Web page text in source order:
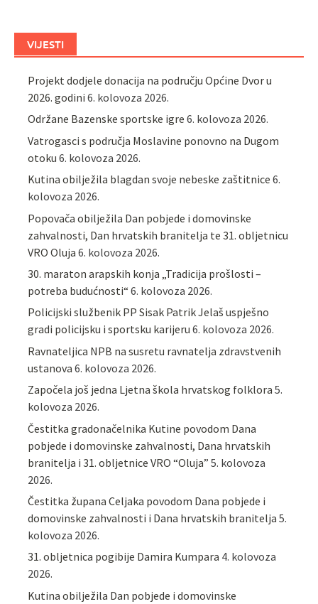
VIJESTI
Projekt dodjele donacija na području Općine Dvor u
2026. godini 6. kolovoza 2026.
Održane Bazenske sportske igre 6. kolovoza 2026.
Vatrogasci s područja Moslavine ponovno na Dugom
otoku 6. kolovoza 2026.
Kutina obilježila blagdan svoje nebeske zaštitnice 6.
kolovoza 2026.
Popovača obilježila Dan pobjede i domovinske
zahvalnosti, Dan hrvatskih branitelja te 31. obljetnicu
VRO Oluja 6. kolovoza 2026.
30. maraton arapskih konja „Tradicija prošlosti –
potreba budućnosti“ 6. kolovoza 2026.
Policijski službenik PP Sisak Patrik Jelaš uspješno
gradi policijsku i sportsku karijeru 6. kolovoza 2026.
Ravnateljica NPB na susretu ravnatelja zdravstvenih
ustanova 6. kolovoza 2026.
Započela još jedna Ljetna škola hrvatskog folklora 5.
kolovoza 2026.
Čestitka gradonačelnika Kutine povodom Dana
pobjede i domovinske zahvalnosti, Dana hrvatskih
branitelja i 31. obljetnice VRO “Oluja” 5. kolovoza
2026.
Čestitka župana Celjaka povodom Dana pobjede i
domovinske zahvalnosti i Dana hrvatskih branitelja 5.
kolovoza 2026.
31. obljetnica pogibije Damira Kumpara 4. kolovoza
2026.
Kutina obilježila Dan pobjede i domovinske